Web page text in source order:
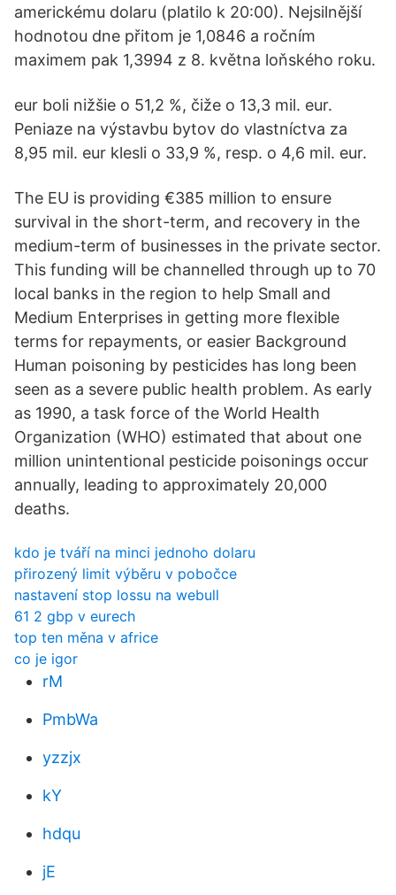
americkému dolaru (platilo k 20:00). Nejsilnější
hodnotou dne přitom je 1,0846 a ročním
maximem pak 1,3994 z 8. května loňského roku.
eur boli nižšie o 51,2 %, čiže o 13,3 mil. eur.
Peniaze na výstavbu bytov do vlastníctva za
8,95 mil. eur klesli o 33,9 %, resp. o 4,6 mil. eur.
The EU is providing €385 million to ensure
survival in the short-term, and recovery in the
medium-term of businesses in the private sector.
This funding will be channelled through up to 70
local banks in the region to help Small and
Medium Enterprises in getting more flexible
terms for repayments, or easier Background
Human poisoning by pesticides has long been
seen as a severe public health problem. As early
as 1990, a task force of the World Health
Organization (WHO) estimated that about one
million unintentional pesticide poisonings occur
annually, leading to approximately 20,000
deaths.
kdo je tváří na minci jednoho dolaru
přirozený limit výběru v pobočce
nastavení stop lossu na webull
61 2 gbp v eurech
top ten měna v africe
co je igor
rM
PmbWa
yzzjx
kY
hdqu
jE